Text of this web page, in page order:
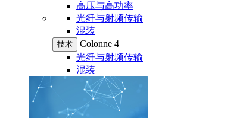
高压与高功率
光纤与射频传输
混装
技术
Colonne 4
光纤与射频传输
混装